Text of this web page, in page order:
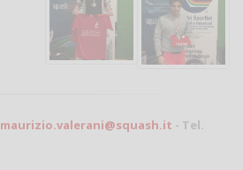
maurizio.valerani@squash.it - Tel.